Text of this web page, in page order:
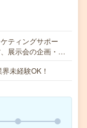
ティングサポー
、展示会の企画・…
未経験OK！